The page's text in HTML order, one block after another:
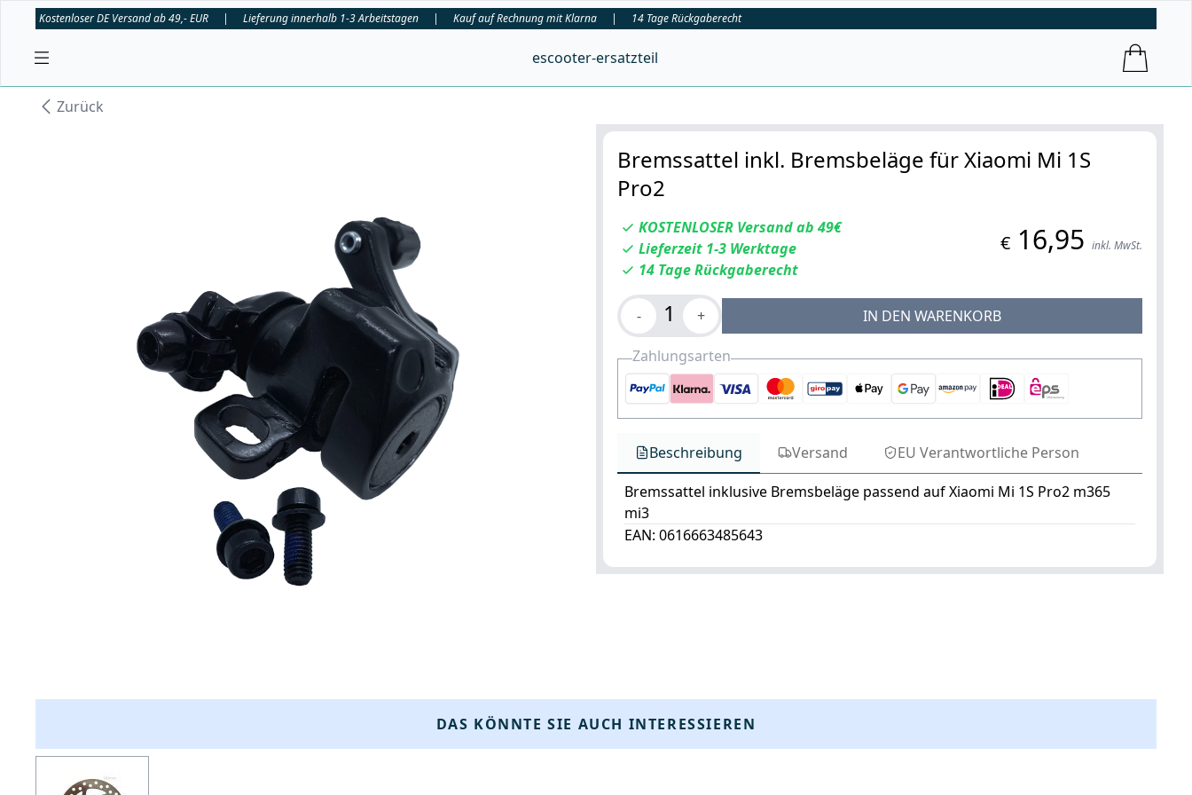
Kostenloser DE Versand ab 49,- EUR | Lieferung innerhalb 1-3 Arbeitstagen | Kauf auf Rechnung mit Klarna | 14 Tage Rückgaberecht
escooter-ersatzteil
Zurück
Bremssattel inkl. Bremsbeläge für Xiaomi Mi 1S
Pro2
€ 16,95 inkl. MwSt.
KOSTENLOSER Versand ab 49€
Lieferzeit 1-3 Werktage
14 Tage Rückgaberecht
- 1 + IN DEN WARENKORB
Zahlungsarten
Beschreibung Versand
EU Verantwortliche Person
Bremssattel inklusive Bremsbeläge passend auf Xiaomi Mi 1S Pro2 m365
mi3
EAN: 0616663485643
DAS KÖNNTE SIE AUCH INTERESSIEREN